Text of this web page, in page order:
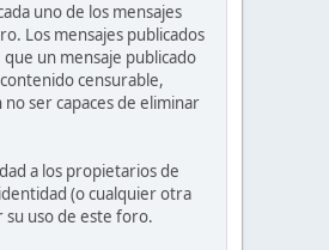
uno de los mensajes
Los mensajes publicados
un mensaje publicado
censurable,
ser capaces de eliminar
a los propietarios de
(o cualquier otra
su uso de este foro.